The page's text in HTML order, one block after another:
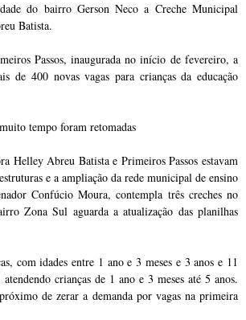
do bairro Gerson Neco a Creche Municipal
Batista.
Passos, inaugurada no início de fevereiro, a
de 400 novas vagas para crianças da educação
tempo foram retomadas
Helley Abreu Batista e Primeiros Passos estavam
e a ampliação da rede municipal de ensino
Confúcio Moura, contempla três creches no
Zona Sul aguarda a atualização das planilhas
com idades entre 1 ano e 3 meses e 3 anos e 11
crianças de 1 ano e 3 meses até 5 anos.
de zerar a demanda por vagas na primeira